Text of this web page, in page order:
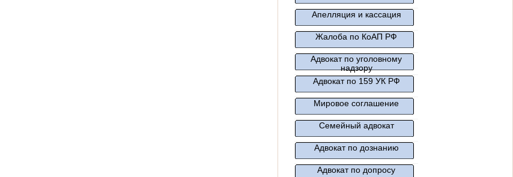
Апелляция и кассация
Жалоба по КоАП РФ
Адвокат по уголовному
надзору
Адвокат по 159 УК РФ
Мировое соглашение
Семейный адвокат
Адвокат по дознанию
Адвокат по допросу